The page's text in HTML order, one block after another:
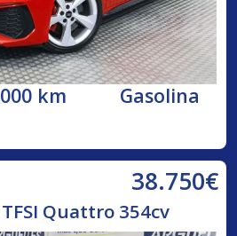
km Gasolina
38.750€
Quattro 354cv